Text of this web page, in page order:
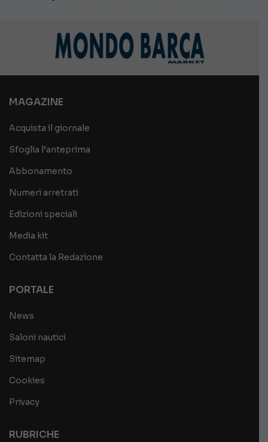
MAGAZINE
Acquista il giornale
Sfoglia l’anteprima
Abbonamento
Numeri arretrati
Edizioni speciali
Media kit
Contatta la Redazione
PORTALE
News
Saloni nautici
Sitemap
Cookies
Privacy
RUBRICHE